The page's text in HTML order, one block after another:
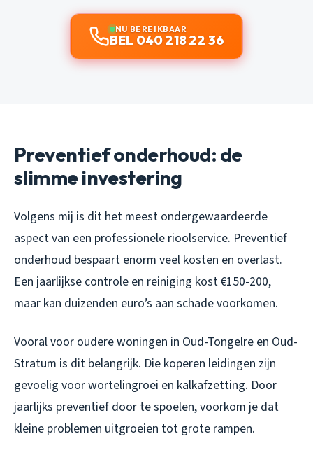
NU BEREIKBAAR
BEL 040 218 22 36
Preventief onderhoud: de
slimme investering
Volgens mij is dit het meest ondergewaardeerde
aspect van een professionele rioolservice. Preventief
onderhoud bespaart enorm veel kosten en overlast.
Een jaarlijkse controle en reiniging kost €150-200,
maar kan duizenden euro’s aan schade voorkomen.
Vooral voor oudere woningen in Oud-Tongelre en Oud-
Stratum is dit belangrijk. Die koperen leidingen zijn
gevoelig voor wortelingroei en kalkafzetting. Door
jaarlijks preventief door te spoelen, voorkom je dat
kleine problemen uitgroeien tot grote rampen.